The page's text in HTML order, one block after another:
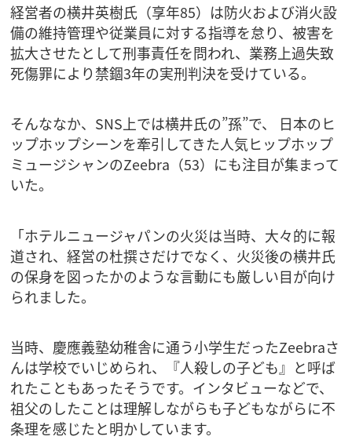
経営者の横井英樹氏（享年85）は防火および消火設
備の維持管理や従業員に対する指導を怠り、被害を
拡大させたとして刑事責任を問われ、業務上過失致
死傷罪により禁錮3年の実刑判決を受けている。
そんななか、SNS上では横井氏の”孫”で、 日本のヒ
ップホップシーンを牽引してきた人気ヒップホップ
ミュージシャンのZeebra（53）にも注目が集まって
いた。
「ホテルニュージャパンの火災は当時、大々的に報
道され、経営の杜撰さだけでなく、火災後の横井氏
の保身を図ったかのような言動にも厳しい目が向け
られました。
当時、慶應義塾幼稚舎に通う小学生だったZeebraさ
んは学校でいじめられ、『人殺しの子ども』と呼ば
れたこともあったそうです。インタビューなどで、
祖父のしたことは理解しながらも子どもながらに不
条理を感じたと明かしています。